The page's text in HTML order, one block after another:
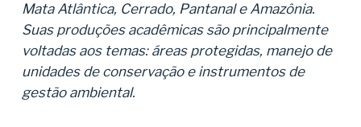
Mata Atlântica, Cerrado, Pantanal e Amazônia.
Suas produções acadêmicas são principalmente
voltadas aos temas: áreas protegidas, manejo de
unidades de conservação e instrumentos de
gestão ambiental.